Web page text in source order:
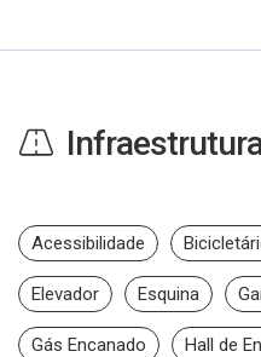
Acessibilidade
Elevador Esquina
Gás Encanado Hall de